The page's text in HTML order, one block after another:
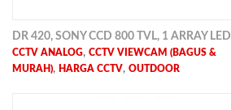
DR 420, SONY CCD 800 TVL, 1 ARRAY LED
CCTV ANALOG, CCTV VIEWCAM (BAGUS &
MURAH), HARGA CCTV, OUTDOOR